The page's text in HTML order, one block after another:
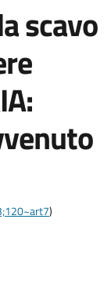
scavo
)